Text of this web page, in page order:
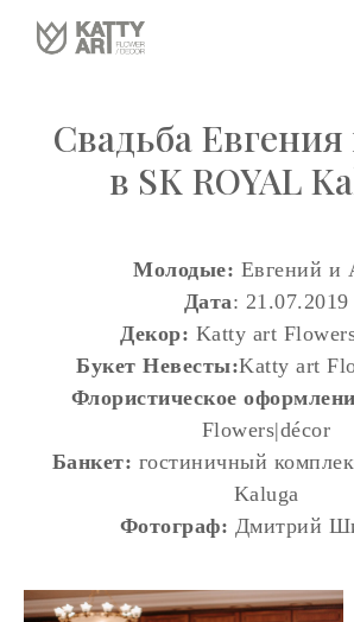
Свадьба
в SK ROYAL
Молодые: Евгений и
Дата: 21.07.2019
Декор: Katty art
Букет Невесты:Katty art
Флористическое
Flowers|décor
Банкет: гостиничный
Kaluga
Фотограф: Дмитрий